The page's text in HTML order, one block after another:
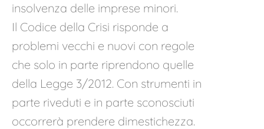
insolvenza delle imprese minori.
Il Codice della Crisi risponde a
problemi vecchi e nuovi con regole
che solo in parte riprendono quelle
della Legge 3/2012. Con strumenti in
parte riveduti e in parte sconosciuti
occorrerà prendere dimestichezza.